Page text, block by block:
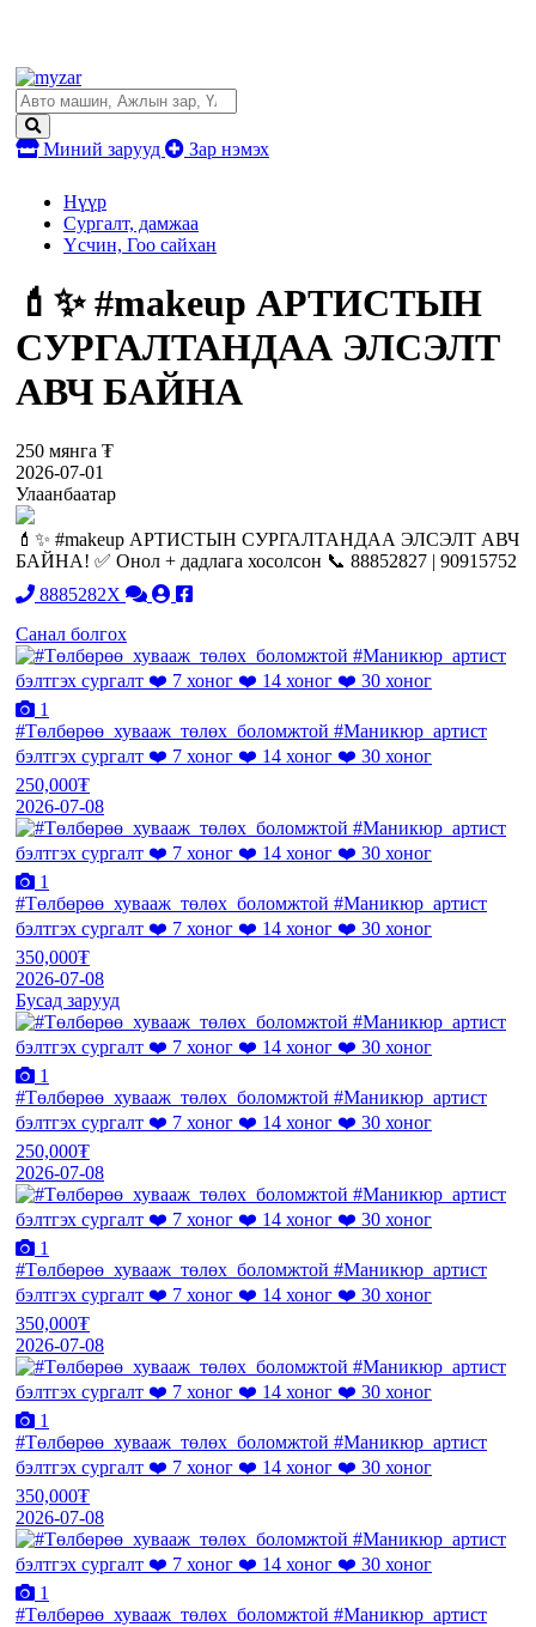
Миний зарууд Зар нэмэх
Нүүр
Сургалт, дамжаа
Үсчин, Гоо сайхан
💄✨ #makeup АРТИСТЫН
СУРГАЛТАНДАА ЭЛСЭЛТ
АВЧ БАЙНА
250 мянга ₮
2026-07-01
Улаанбаатар
💄✨ #makeup АРТИСТЫН СУРГАЛТАНДАА ЭЛСЭЛТ АВЧ
БАЙНА! ✅ Онол + дадлага хосолсон 📞 88852827 | 90915752
8885282X
Санал болгох
1
#Төлбөрөө_хувааж_төлөх_боломжтой #Маникюр_артист
бэлтгэх сургалт ❤️ 7 хоног ❤️ 14 хоног ❤️ 30 хоног
250,000₮
2026-07-08
1
#Төлбөрөө_хувааж_төлөх_боломжтой #Маникюр_артист
бэлтгэх сургалт ❤️ 7 хоног ❤️ 14 хоног ❤️ 30 хоног
350,000₮
2026-07-08
Бусад зарууд
1
#Төлбөрөө_хувааж_төлөх_боломжтой #Маникюр_артист
бэлтгэх сургалт ❤️ 7 хоног ❤️ 14 хоног ❤️ 30 хоног
250,000₮
2026-07-08
1
#Төлбөрөө_хувааж_төлөх_боломжтой #Маникюр_артист
бэлтгэх сургалт ❤️ 7 хоног ❤️ 14 хоног ❤️ 30 хоног
350,000₮
2026-07-08
1
#Төлбөрөө_хувааж_төлөх_боломжтой #Маникюр_артист
бэлтгэх сургалт ❤️ 7 хоног ❤️ 14 хоног ❤️ 30 хоног
350,000₮
2026-07-08
1
#Төлбөрөө_хувааж_төлөх_боломжтой #Маникюр_артист